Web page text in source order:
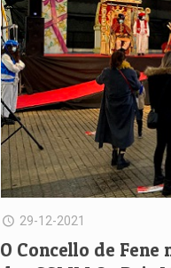
29-12-2021
O Concello de Fene